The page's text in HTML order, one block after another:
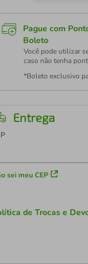
Pague com
Boleto
Você pode utilizar
caso não tenha
*Boleto exclusivo
Entrega
sei meu CEP
de Trocas e